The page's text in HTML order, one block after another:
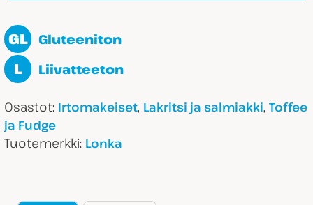
GL Gluteeniton
L Liivatteeton
Osastot: Irtomakeiset, Lakritsi ja salmiakki, Toffee
ja Fudge
Tuotemerkki: Lonka